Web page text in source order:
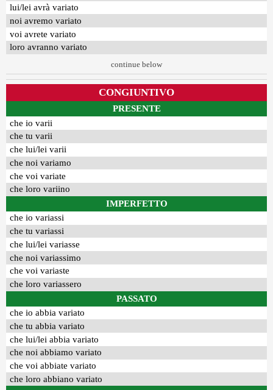
lui/lei avrà variato
noi avremo variato
voi avrete variato
loro avranno variato
continue below
CONGIUNTIVO
PRESENTE
che io varii
che tu varii
che lui/lei varii
che noi variamo
che voi variate
che loro variino
IMPERFETTO
che io variassi
che tu variassi
che lui/lei variasse
che noi variassimo
che voi variaste
che loro variassero
PASSATO
che io abbia variato
che tu abbia variato
che lui/lei abbia variato
che noi abbiamo variato
che voi abbiate variato
che loro abbiano variato